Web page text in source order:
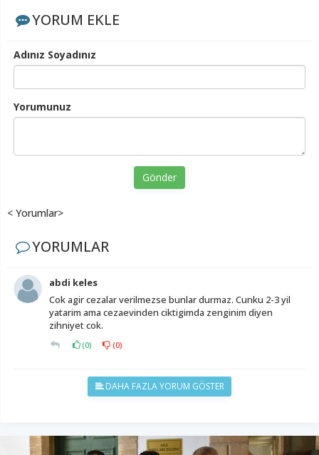
YORUM EKLE
Adınız Soyadınız
Yorumunuz
Gönder
< Yorumlar>
YORUMLAR
abdi keles
Cok agir cezalar verilmezse bunlar durmaz. Cunku 2-3 yil
yatarim ama cezaevinden ciktigimda zenginim diyen
zihniyet cok.
(0) (0)
DAHA FAZLA YORUM GÖSTER